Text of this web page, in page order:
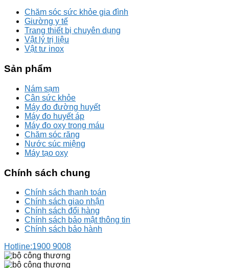
Chăm sóc sức khỏe gia đình
Giường y tế
Trang thiết bị chuyên dụng
Vật lý trị liệu
Vật tư inox
Sản phẩm
Nám sạm
Cân sức khỏe
Máy đo đường huyết
Máy đo huyết áp
Máy đo oxy trong máu
Chăm sóc răng
Nước súc miệng
Máy tạo oxy
Chính sách chung
Chính sách thanh toán
Chính sách giao nhận
Chính sách đổi hàng
Chính sách bảo mật thông tin
Chính sách bảo hành
Hotline:1900 9008